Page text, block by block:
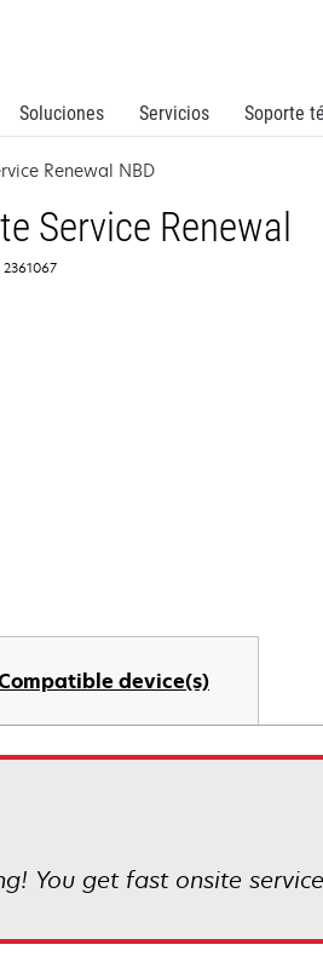
Soluciones Servicios Soporte
Renewal NBD
Service Renewal
device(s)
You get fast onsite